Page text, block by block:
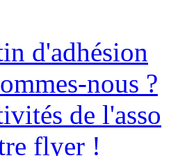
d'adhésion
nous ?
de l'asso
flyer !